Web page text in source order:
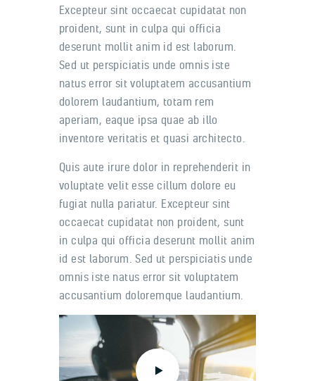
Excepteur sint occaecat cupidatat non
proident, sunt in culpa qui officia
deserunt mollit anim id est laborum.
Sed ut perspiciatis unde omnis iste
natus error sit voluptatem accusantium
dolorem laudantium, totam rem
aperiam, eaque ipsa quae ab illo
inventore veritatis et quasi architecto.
Quis aute irure dolor in reprehenderit in
voluptate velit esse cillum dolore eu
fugiat nulla pariatur. Excepteur sint
occaecat cupidatat non proident, sunt
in culpa qui officia deserunt mollit anim
id est laborum. Sed ut perspiciatis unde
omnis iste natus error sit voluptatem
accusantium doloremque laudantium.